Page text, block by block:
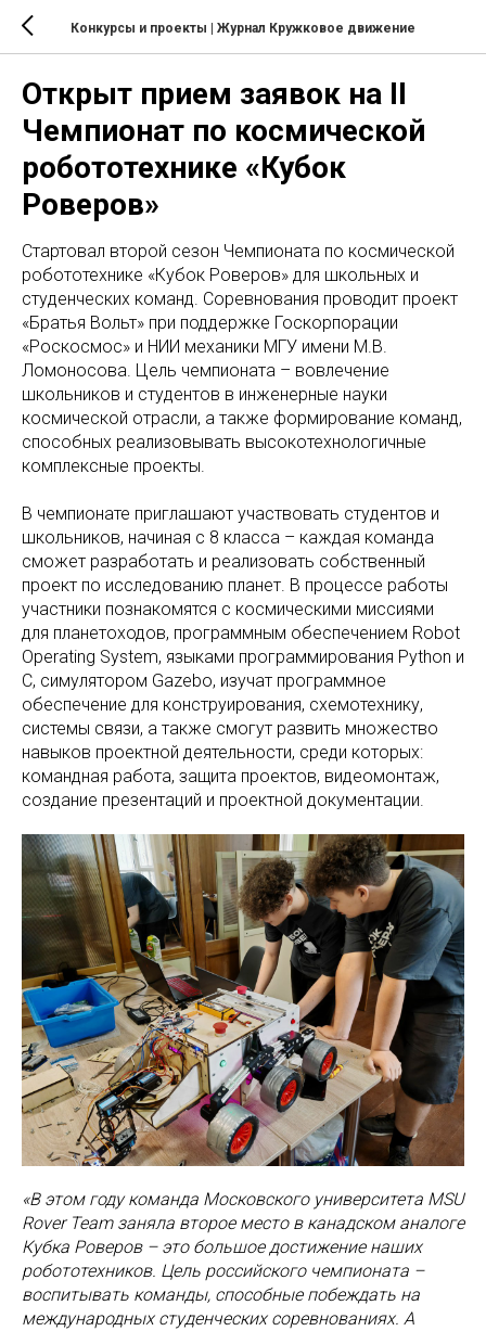
Конкурсы и проекты | Журнал Кружковое движение
Открыт прием заявок на II
Чемпионат по космической
робототехнике «Кубок
Роверов»
Стартовал второй сезон Чемпионата по космической
робототехнике «Кубок Роверов» для школьных и
студенческих команд. Соревнования проводит проект
«Братья Вольт» при поддержке Госкорпорации
«Роскосмос» и НИИ механики МГУ имени М.В.
Ломоносова. Цель чемпионата – вовлечение
школьников и студентов в инженерные науки
космической отрасли, а также формирование команд,
способных реализовывать высокотехнологичные
комплексные проекты.
В чемпионате приглашают участвовать студентов и
школьников, начиная с 8 класса – каждая команда
сможет разработать и реализовать собственный
проект по исследованию планет. В процессе работы
участники познакомятся с космическими миссиями
для планетоходов, программным обеспечением Robot
Operating System, языками программирования Python и
C, симулятором Gazebo, изучат программное
обеспечение для конструирования, схемотехнику,
системы связи, а также смогут развить множество
навыков проектной деятельности, среди которых:
командная работа, защита проектов, видеомонтаж,
создание презентаций и проектной документации.
«В этом году команда Московского университета MSU
Rover Team заняла второе место в канадском аналоге
Кубка Роверов – это большое достижение наших
робототехников. Цель российского чемпионата –
воспитывать команды, способные побеждать на
международных студенческих соревнованиях. А